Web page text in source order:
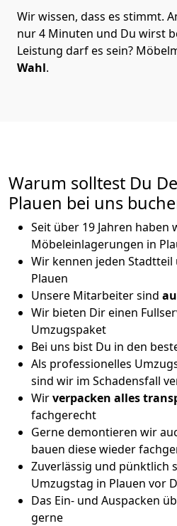
Wir wissen, dass es stimmt.
nur 4 Minuten und Du wirst
Leistung darf es sein?
Wahl.
Warum solltest Du
Plauen bei uns
Seit über 19 Jahren
Möbeleinlagerungen in
Wir kennen jeden Stadtteil
Plauen
Unsere Mitarbeiter sind
Wir bieten Dir einen
Umzugspaket
Bei uns bist Du in den
Als professionelles
sind wir im Schadensfall
Wirverpacken alles
fachgerecht
Gerne demontieren wir
bauen diese wieder
Zuverlässig und pünktlich
Umzugstag in Plauen vor
Das Ein- und Auspacken
gerne